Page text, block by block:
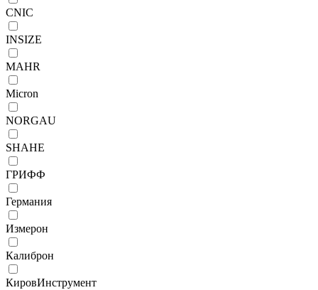
CNIC
INSIZE
MAHR
Micron
NORGAU
SHAHE
ГРИФФ
Германия
Измерон
Калиброн
КировИнструмент